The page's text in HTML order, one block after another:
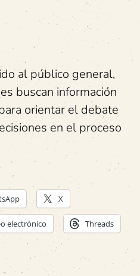
al público general,
buscan información
orientar el debate
en el proceso
X
electrónico Threads